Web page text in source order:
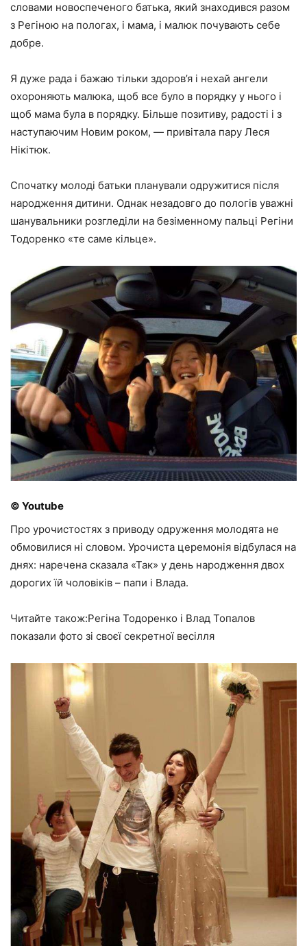
словами новоспеченого батька, який знаходився разом
з Регіною на пологах, і мама, і малюк почувають себе
добре.
Я дуже рада і бажаю тільки здоров’я і нехай ангели
охороняють малюка, щоб все було в порядку у нього і
щоб мама була в порядку. Більше позитиву, радості і з
наступаючим Новим роком, — привітала пару Леся
Нікітюк.
Спочатку молоді батьки планували одружитися після
народження дитини. Однак незадовго до пологів уважні
шанувальники розгледіли на безіменному пальці Регіни
Тодоренко «те саме кільце».
© Youtube
Про урочистостях з приводу одруження молодята не
обмовилися ні словом. Урочиста церемонія відбулася на
днях: наречена сказала «Так» у день народження двох
дорогих їй чоловіків – папи і Влада.
Читайте також:Регіна Тодоренко і Влад Топалов
показали фото зі своєї секретної весілля